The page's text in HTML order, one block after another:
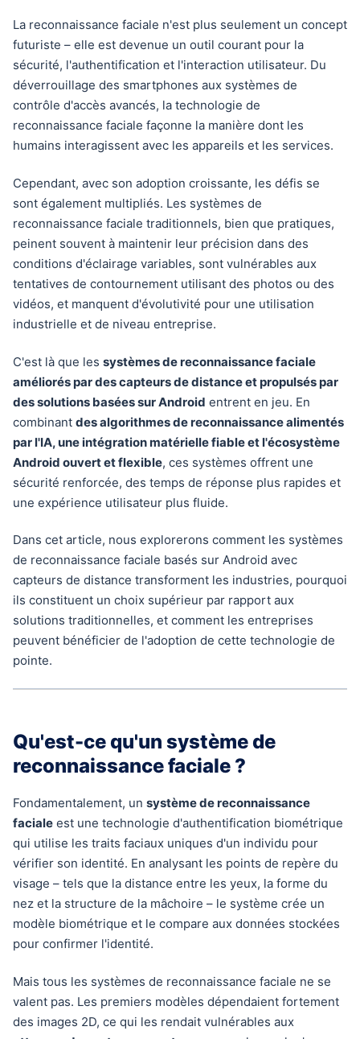
La reconnaissance faciale n'est plus seulement un concept
futuriste – elle est devenue un outil courant pour la
sécurité, l'authentification et l'interaction utilisateur. Du
déverrouillage des smartphones aux systèmes de
contrôle d'accès avancés, la technologie de
reconnaissance faciale façonne la manière dont les
humains interagissent avec les appareils et les services.
Cependant, avec son adoption croissante, les défis se
sont également multipliés. Les systèmes de
reconnaissance faciale traditionnels, bien que pratiques,
peinent souvent à maintenir leur précision dans des
conditions d'éclairage variables, sont vulnérables aux
tentatives de contournement utilisant des photos ou des
vidéos, et manquent d'évolutivité pour une utilisation
industrielle et de niveau entreprise.
C'est là que les systèmes de reconnaissance faciale
améliorés par des capteurs de distance et propulsés par
des solutions basées sur Android entrent en jeu. En
combinant des algorithmes de reconnaissance alimentés
par l'IA, une intégration matérielle fiable et l'écosystème
Android ouvert et flexible, ces systèmes offrent une
sécurité renforcée, des temps de réponse plus rapides et
une expérience utilisateur plus fluide.
Dans cet article, nous explorerons comment les systèmes
de reconnaissance faciale basés sur Android avec
capteurs de distance transforment les industries, pourquoi
ils constituent un choix supérieur par rapport aux
solutions traditionnelles, et comment les entreprises
peuvent bénéficier de l'adoption de cette technologie de
pointe.
Qu'est-ce qu'un système de
reconnaissance faciale ?
Fondamentalement, un système de reconnaissance
faciale est une technologie d'authentification biométrique
qui utilise les traits faciaux uniques d'un individu pour
vérifier son identité. En analysant les points de repère du
visage – tels que la distance entre les yeux, la forme du
nez et la structure de la mâchoire – le système crée un
modèle biométrique et le compare aux données stockées
pour confirmer l'identité.
Mais tous les systèmes de reconnaissance faciale ne se
valent pas. Les premiers modèles dépendaient fortement
des images 2D, ce qui les rendait vulnérables aux